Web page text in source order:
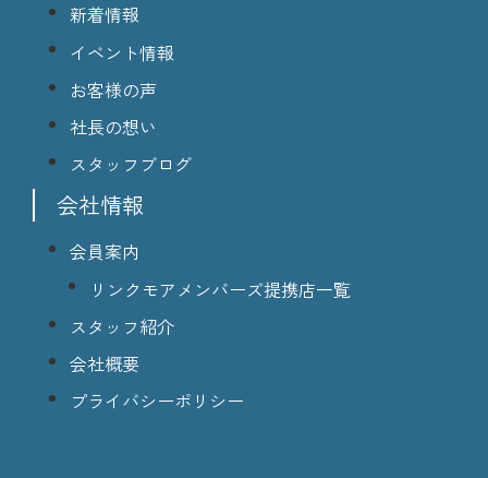
新着情報
イベント情報
お客様の声
社長の想い
スタッフブログ
会社情報
会員案内
リンクモアメンバーズ提携店一覧
スタッフ紹介
会社概要
プライバシーポリシー